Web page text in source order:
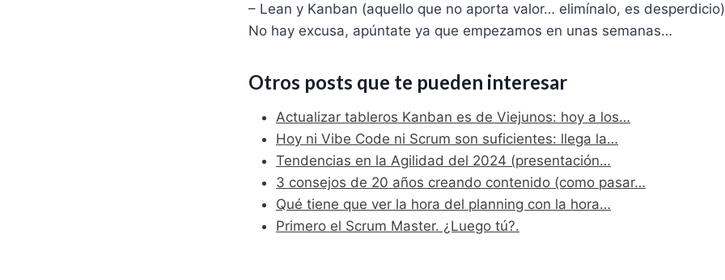
– Lean y Kanban (aquello que no aporta valor… elimínalo, es desperdicio)
No hay excusa, apúntate ya que empezamos en unas semanas…
Otros posts que te pueden interesar
Actualizar tableros Kanban es de Viejunos: hoy a los…
Hoy ni Vibe Code ni Scrum son suficientes: llega la…
Tendencias en la Agilidad del 2024 (presentación…
3 consejos de 20 años creando contenido (como pasar…
Qué tiene que ver la hora del planning con la hora…
Primero el Scrum Master. ¿Luego tú?.